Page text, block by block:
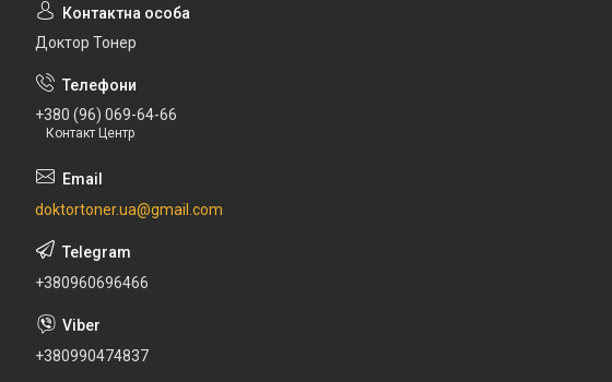
Доктор Тонер
+380 (96) 069-64-66
Контакт Центр
doktortoner.ua@gmail.com
+380960696466
+380990474837